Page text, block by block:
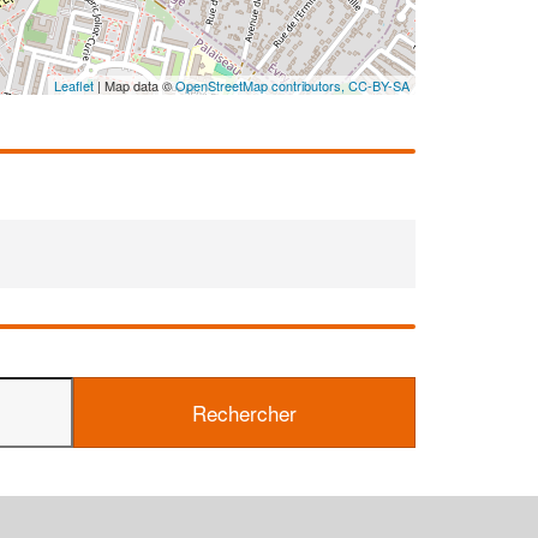
Leaflet | Map data ©OpenStreetMap contributors, CC-BY-SA